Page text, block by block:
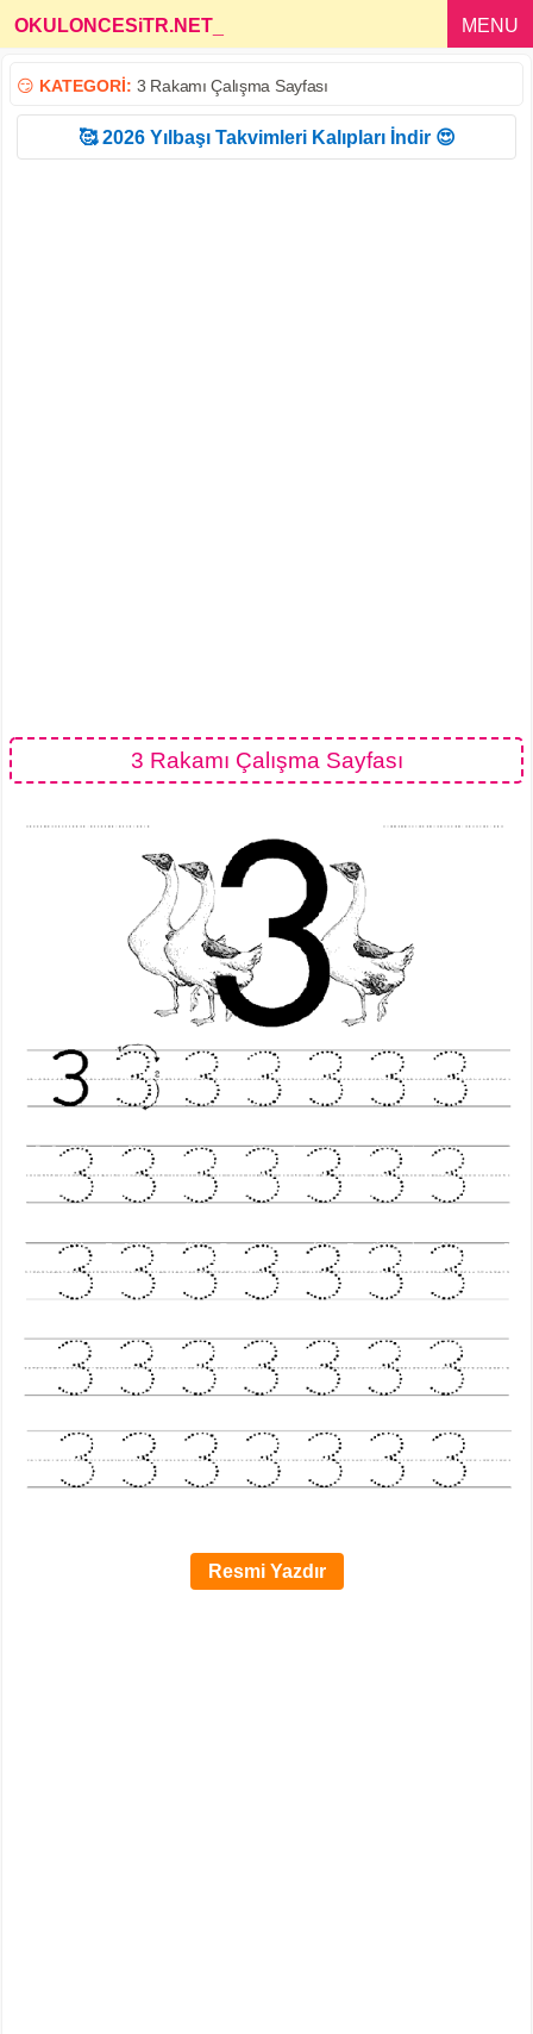
OKULONCESiTR.NET MENU
😏 KATEGORİ: 3 Rakamı Çalışma Sayfası
🥰 2026 Yılbaşı Takvimleri Kalıpları İndir 😍
3 Rakamı Çalışma Sayfası
Resmi Yazdır